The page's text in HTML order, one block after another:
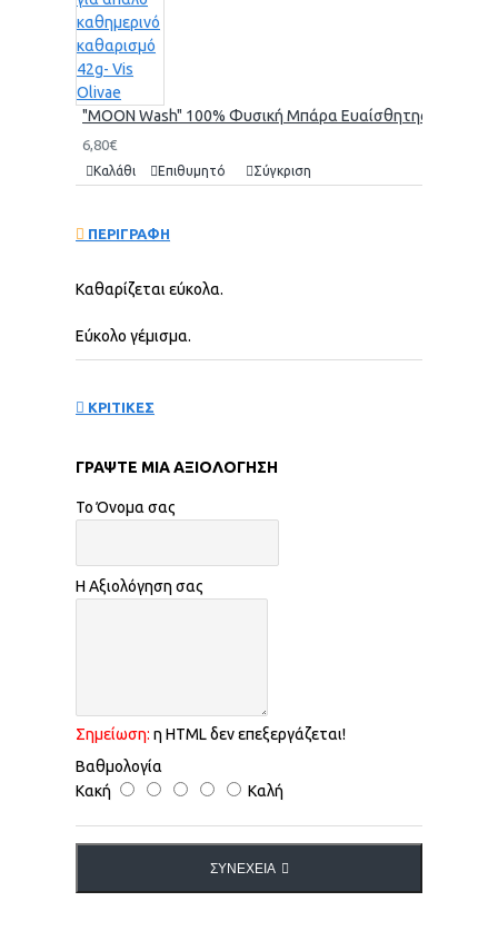
"MOON Wash" 100% Φυσική Μπάρα Ευαίσθητης
6,80€
Καλάθι Επιθυμητό Σύγκριση
ΠΕΡΙΓΡΑΦΗ
Καθαρίζεται εύκολα.
Εύκολο γέμισμα.
ΚΡΙΤΙΚΕΣ
ΓΡΆΨΤΕ ΜΙΑ ΑΞΙΟΛΌΓΗΣΗ
Το Όνομα σας
Η Αξιολόγηση σας
Σημείωση: η HTML δεν επεξεργάζεται!
Βαθμολογία
Κακή
Καλή
ΣΥΝΈΧΕΙΑ